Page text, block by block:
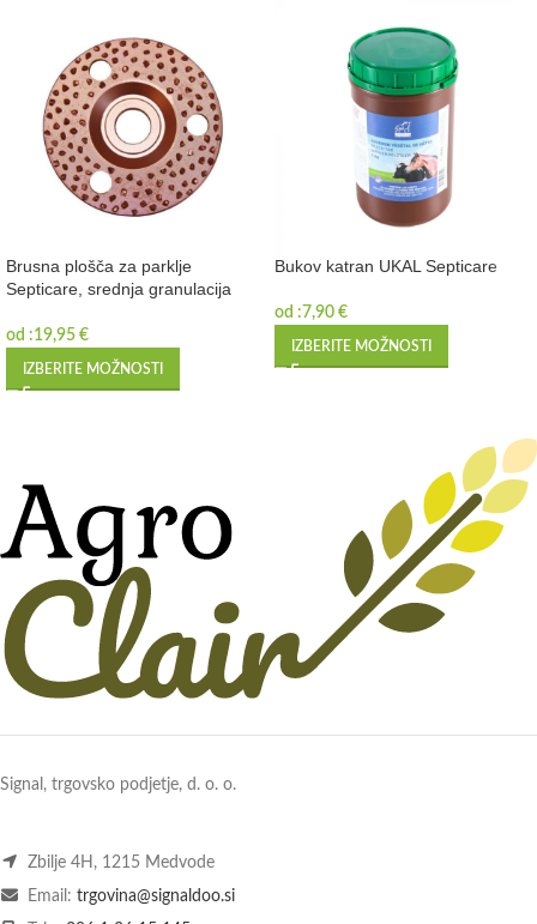
Brusna plošča za parklje
Septicare, srednja granulacija
od :19,95 €
IZBERITE MOŽNOSTI
Bukov katran UKAL Septicare
od :7,90 €
IZBERITE MOŽNOSTI
Signal, trgovsko podjetje, d. o. o.
Zbilje 4H, 1215 Medvode
Email: trgovina@signaldoo.si